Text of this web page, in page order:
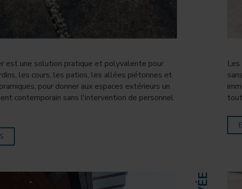
est une solution pratique et polyvalente pour
les cours, les patios, les allées piétonnes et
pour donner aux espaces extérieurs un
contemporain sans l'intervention de personnel